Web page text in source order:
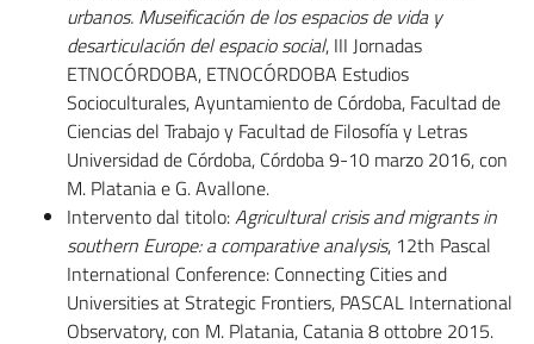
urbanos. Museificación de los espacios de vida y
desarticulación del espacio social, III Jornadas
ETNOCÓRDOBA, ETNOCÓRDOBA Estudios
Socioculturales, Ayuntamiento de Córdoba, Facultad de
Ciencias del Trabajo y Facultad de Filosofía y Letras
Universidad de Córdoba, Córdoba 9-10 marzo 2016, con
M. Platania e G. Avallone.
Intervento dal titolo:Agricultural crisis and migrants in
southern Europe: a comparative analysis, 12th Pascal
International Conference: Connecting Cities and
Universities at Strategic Frontiers, PASCAL International
Observatory, con M. Platania, Catania 8 ottobre 2015.